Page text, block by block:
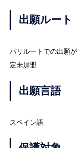
出願ルート
パリルートでの出願
定未加盟
出願言語
スペイン語